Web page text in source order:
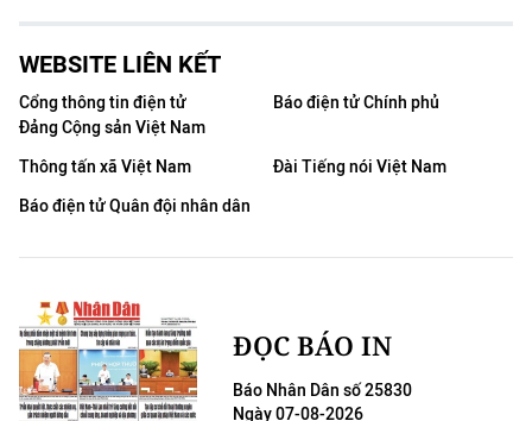
WEBSITE LIÊN KẾT
Cổng thông tin điện tử
Đảng Cộng sản Việt Nam
Báo điện tử Chính phủ
Thông tấn xã Việt Nam
Đài Tiếng nói Việt Nam
Báo điện tử Quân đội nhân dân
ĐỌC BÁO IN
Báo Nhân Dân số 25830
Ngày 07-08-2026